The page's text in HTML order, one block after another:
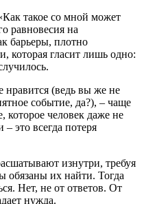
такое со мной может
равновесия на
барьеры, плотно
которая гласит лишь одно:
нравится (ведь вы же не
событие, да?), – чаще
которое человек даже не
это всегда потеря
изнутри, требуя
обязаны их найти. Тогда
Нет, не от ответов. От
нужда.